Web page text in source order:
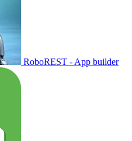
RoboREST - App builder